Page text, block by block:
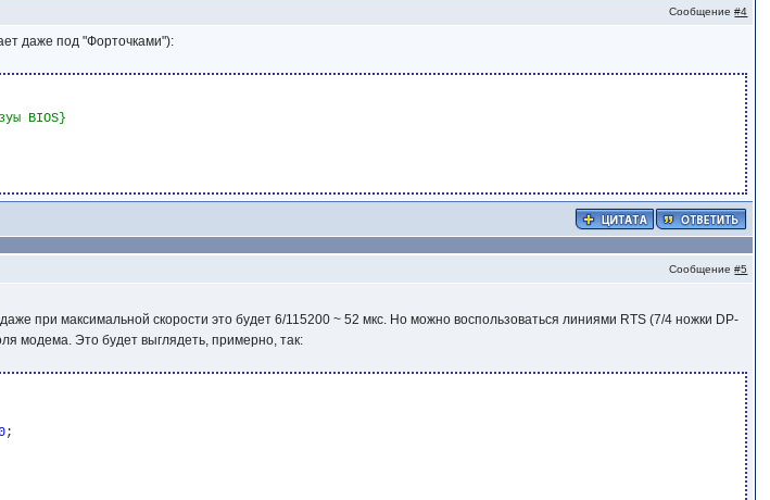
Сообщение#4
даже под "Форточками"):
BIOS}
Сообщение#5
при максимальной скорости это будет 6/115200 ~ 52 мкс. Но можно воспользоваться линиями RTS (7/4 ножки DP-
модема. Это будет выглядеть, примерно, так:
;